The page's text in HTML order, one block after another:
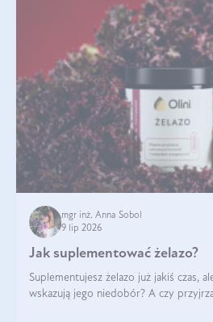
mgr inż. Anna Sobol
9 lip 2026
Jak suplementować żelazo?
Suplementujesz żelazo już jakiś czas,
wskazują jego niedobór? A czy